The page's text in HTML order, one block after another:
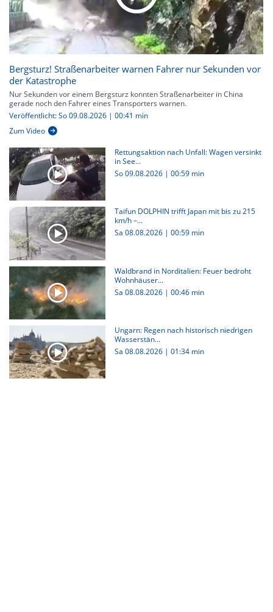
Bergsturz! Straßenarbeiter warnen Fahrer nur Sekunden vor
der Katastrophe
Nur Sekunden vor einem Bergsturz konnten Straßenarbeiter in China
gerade noch den Fahrer eines Transporters warnen.
Veröffentlicht: So 09.08.2026 | 00:41 min
Zum Video
Rettungsaktion nach Unfall: Wagen versinkt
in See...
So 09.08.2026 | 00:59 min
Taifun DOLPHIN trifft Japan mit bis zu 215
km/h –...
Sa 08.08.2026 | 00:59 min
Waldbrand in Norditalien: Feuer bedroht
Wohnhäuser...
Sa 08.08.2026 | 00:46 min
Ungarn: Regen nach historisch niedrigen
Wasserstän...
Sa 08.08.2026 | 01:34 min